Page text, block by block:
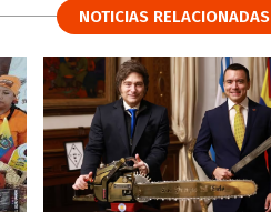
NOTICIAS RELACIONADAS